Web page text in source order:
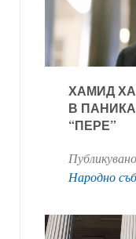
ХАМИД
В
“ПЕРЕ”
Народно